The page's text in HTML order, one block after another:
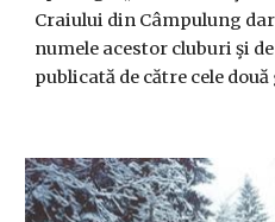
Craiului din Câmpulung
numele acestor cluburi şi
publicată de către cele